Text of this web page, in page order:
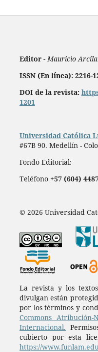
Editor -Mauricio
ISSN (En línea): 2216-
DOI de la revista:
1201
Universidad Católica
#67B 90. Medellín -
Fondo Editorial:
Teléfono +57 (604)
© 2026 Universidad
La revista y los
divulgan están
por los términos y
Commons
Internacional.
cubierto por esta
https://